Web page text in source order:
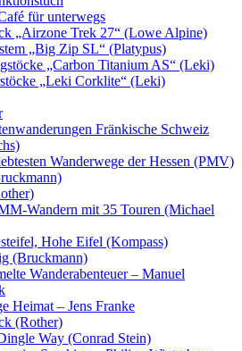
für unterwegs
„Airzone Trek 27“ (Lowe Alpine)
„Big Zip SL“ (Platypus)
„Carbon Titanium AS“ (Leki)
„Leki Corklite“ (Leki)
Fränkische Schweiz
Wanderwege der Hessen (PMV)
Wandern mit 35 Touren (Michael
Hohe Eifel (Kompass)
(Bruckmann)
Wanderabenteuer – Manuel
Heimat – Jens Franke
(Rother)
Way (Conrad Stein)